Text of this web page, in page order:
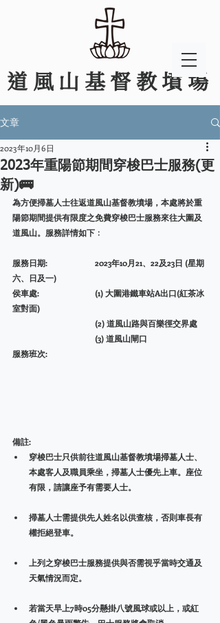
道風山基督教墳場
文章
2023年重陽節期間穿梭巴士服務(更
新)🚌
2023年10月6日
為方便掃墓人士往返道風山基督教墳場，本處將於重
陽節期間提供有限度之免費穿梭巴士服務來往大圍及
道風山。服務詳情如下﹕
服務日期:		2023年10月21、22及23日 (星期
六、日及一)
侯車處:		(1) 大圍港鐵車站A出口(紅茶冰
室對面)
			(2) 道風山路與百樂徑交界處
			(3) 道風山閘口
穿梭巴士只供前往道風山基督教墳場掃墓人士、
本處客人及職員乘坐，掃墓人士優先上車。座位
有限，請讓座予有需要人士。
掃墓人士需提供先人姓名以供查核，否則車長有
權拒絕登車。
上列之穿梭巴士服務提供與否需視乎當時交通及
天氣情況而定。
若當天早上7時05分懸掛八號風球或以上，或紅